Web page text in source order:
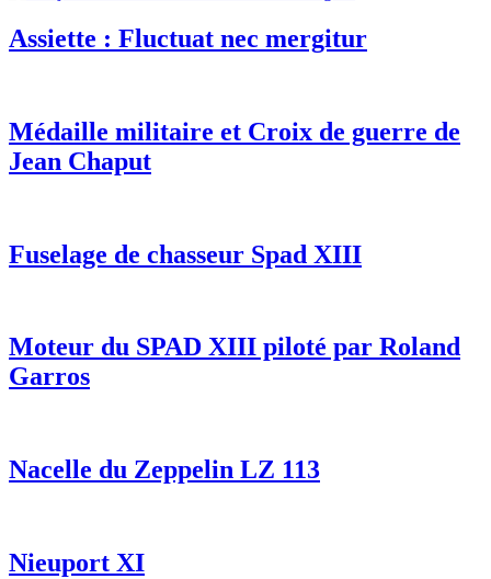
Assiette : Fluctuat nec mergitur
Médaille militaire et Croix de guerre de
Jean Chaput
Fuselage de chasseur Spad XIII
Moteur du SPAD XIII piloté par Roland
Garros
Nacelle du Zeppelin LZ 113
Nieuport XI